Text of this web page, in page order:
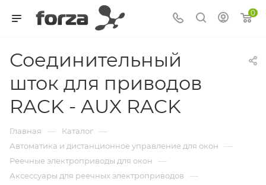
0
Соединительный
шток для приводов
RACK - AUX RACK
Главная — Каталог —
Автоматика и дистанционное управление для окон —
Реечные электроприводы для окон —
Аксессуары для реечных электроприводов —